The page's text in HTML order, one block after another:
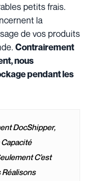
petits frais.
la
de vos produits
Contrairement
nous
pendant les
DocShipper,
C’est
Réalisons